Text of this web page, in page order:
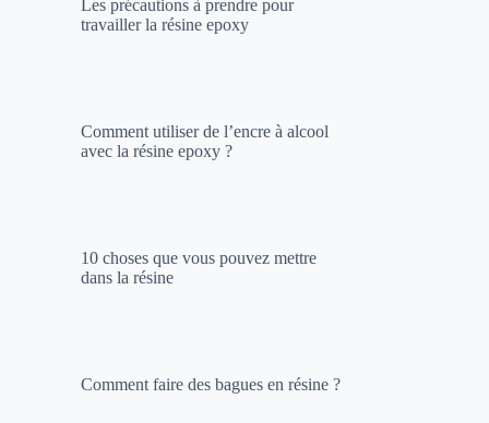
Les précautions à prendre pour
travailler la résine epoxy
Comment utiliser de l’encre à alcool
avec la résine epoxy ?
10 choses que vous pouvez mettre
dans la résine
Comment faire des bagues en résine ?